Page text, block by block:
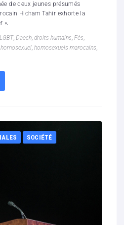
de deux jeunes présumés
Hicham Tahir exhorte la
».
, Daech, droits humains, Fès,
homosexuel, homosexuels marocains,
SOCIÉTÉ